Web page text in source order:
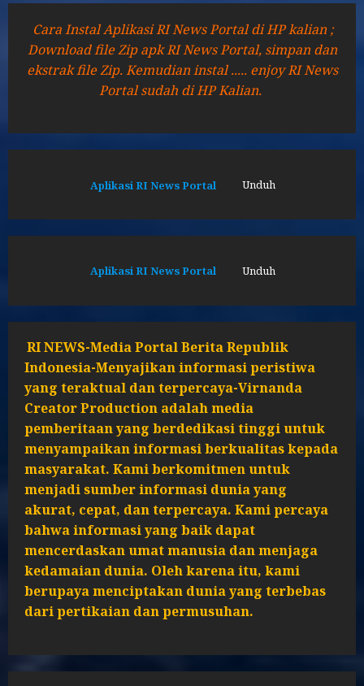
Cara Instal Aplikasi RI News Portal di HP kalian ;
Download file Zip apk RI News Portal, simpan dan
ekstrak file Zip. Kemudian instal ..... enjoy RI News
Portal sudah di HP Kalian.
Aplikasi RI News Portal Unduh
Aplikasi RI News Portal Unduh
RI NEWS-Media Portal Berita Republik
Indonesia-Menyajikan informasi peristiwa
yang teraktual dan terpercaya-Virnanda
Creator Production adalah media
pemberitaan yang berdedikasi tinggi untuk
menyampaikan informasi berkualitas kepada
masyarakat. Kami berkomitmen untuk
menjadi sumber informasi dunia yang
akurat, cepat, dan terpercaya. Kami percaya
bahwa informasi yang baik dapat
mencerdaskan umat manusia dan menjaga
kedamaian dunia. Oleh karena itu, kami
berupaya menciptakan dunia yang terbebas
dari pertikaian dan permusuhan.